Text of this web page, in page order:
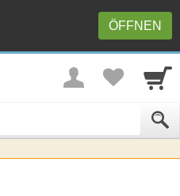
ÖFFNEN